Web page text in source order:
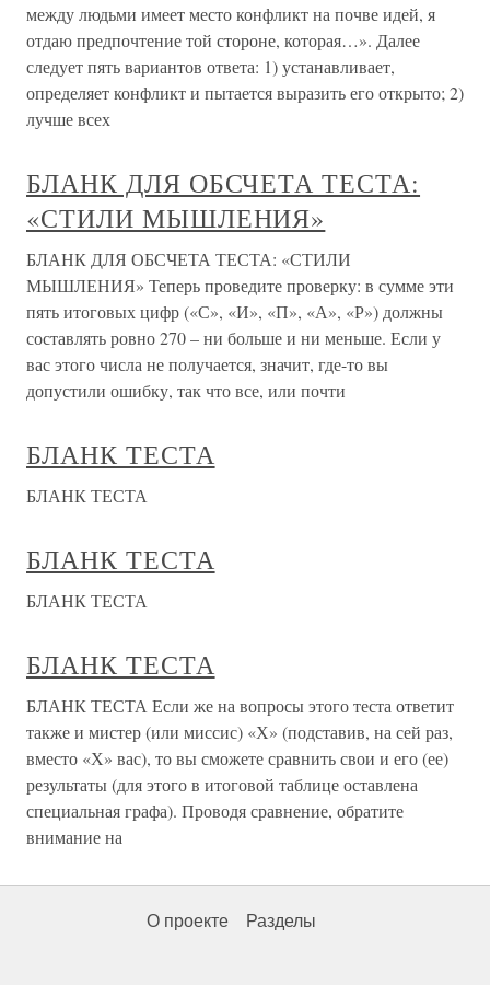
между людьми имеет место конфликт на почве идей, я
отдаю предпочтение той стороне, которая…». Далее
следует пять вариантов ответа: 1) устанавливает,
определяет конфликт и пытается выразить его открыто; 2)
лучше всех
БЛАНК ДЛЯ ОБСЧЕТА ТЕСТА:
«СТИЛИ МЫШЛЕНИЯ»
БЛАНК ДЛЯ ОБСЧЕТА ТЕСТА: «СТИЛИ
МЫШЛЕНИЯ» Теперь проведите проверку: в сумме эти
пять итоговых цифр («С», «И», «П», «А», «Р») должны
составлять ровно 270 – ни больше и ни меньше. Если у
вас этого числа не получается, значит, где-то вы
допустили ошибку, так что все, или почти
БЛАНК ТЕСТА
БЛАНК ТЕСТА
БЛАНК ТЕСТА
БЛАНК ТЕСТА
БЛАНК ТЕСТА
БЛАНК ТЕСТА Если же на вопросы этого теста ответит
также и мистер (или миссис) «Х» (подставив, на сей раз,
вместо «Х» вас), то вы сможете сравнить свои и его (ее)
результаты (для этого в итоговой таблице оставлена
специальная графа). Проводя сравнение, обратите
внимание на
О проекте Разделы